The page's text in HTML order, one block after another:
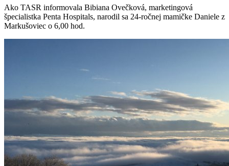
Ako TASR informovala Bibiana Ovečková, marketingová
špecialistka Penta Hospitals, narodil sa 24-ročnej mamičke Daniele z
Markušoviec o 6,00 hod.